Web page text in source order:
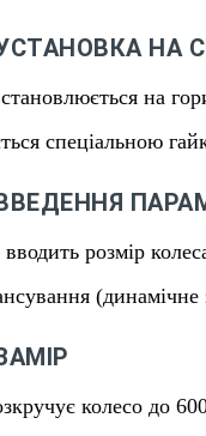
НА
на
спеціальною
розмір
(динамічне
колесо до